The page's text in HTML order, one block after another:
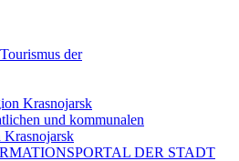
der
Krasnojarsk
und kommunalen
Krasnojarsk
DER STADT